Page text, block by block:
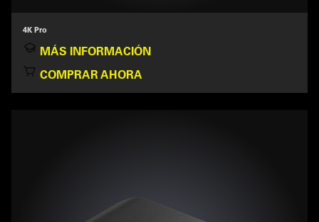
4K Pro
MÁS INFORMACIÓN
COMPRAR AHORA